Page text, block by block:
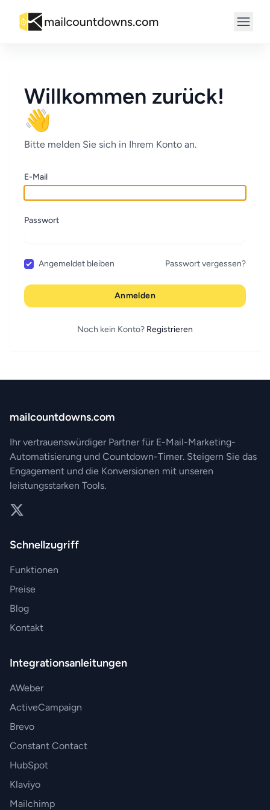
Willkommen zurück!
👋
Bitte melden Sie sich in Ihrem Konto an.
E-Mail
Passwort
Angemeldet bleiben Passwort vergessen?
Anmelden
Noch kein Konto? Registrieren
mailcountdowns.com
Ihr vertrauenswürdiger Partner für E-Mail-Marketing-
Automatisierung und Countdown-Timer. Steigern Sie das
Engagement und die Konversionen mit unseren
leistungsstarken Tools.
Twitter
Schnellzugriff
Funktionen
Preise
Blog
Kontakt
Integrationsanleitungen
AWeber
ActiveCampaign
Brevo
Constant Contact
HubSpot
Klaviyo
Mailchimp